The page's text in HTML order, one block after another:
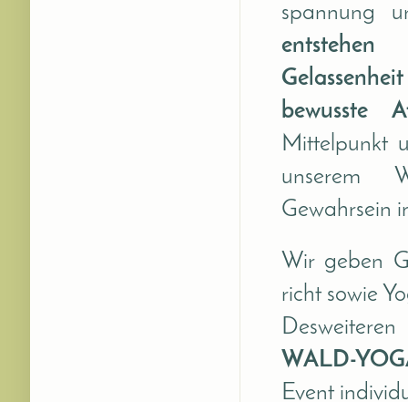
spannung
entstehen
bewusste
Mittelpunkt
unserem
Gewahrsein
Wir geben
richt sowie
WALD-
Event